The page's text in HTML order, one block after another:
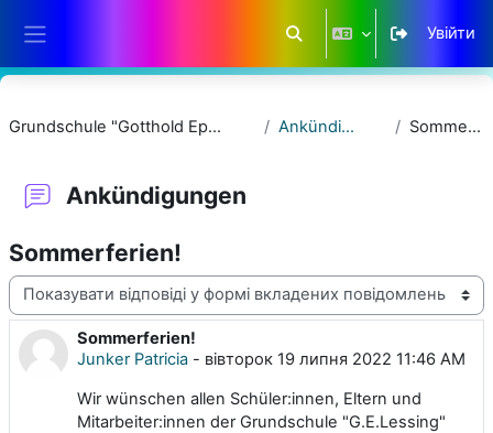
Переключити введення
Увійти
Grundschule "Gotthold Ephraim Lessing" Ankündigungen Sommerferien!
Ankündigungen
Sommerferien!
Тип показу
Sommerferien!
Junker Patricia - вівторок 19 липня 2022 11:46 AM
Кількість відповідей: 0
Wir wünschen allen Schüler:innen, Eltern und
Mitarbeiter:innen der Grundschule "G.E.Lessing"